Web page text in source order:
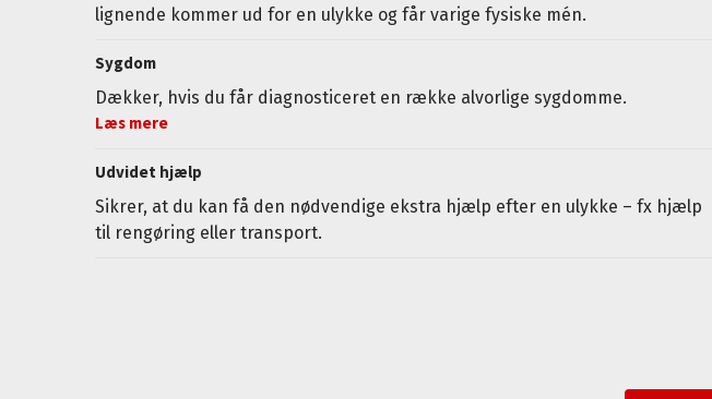
lignende kommer ud for en ulykke og får varige fysiske mén.
Sygdom
Dækker, hvis du får diagnosticeret en række alvorlige sygdomme.
Læs mere
Udvidet hjælp
Sikrer, at du kan få den nødvendige ekstra hjælp efter en ulykke – fx hjælp
til rengøring eller transport.